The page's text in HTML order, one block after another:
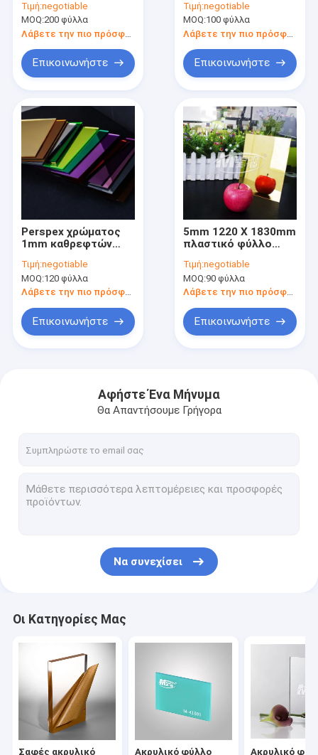
Γύρος εργοστασίων
Ακρυλικό φύλλο καθρεφτών
Ακρυλικές ράβδοι σωλήνων
Ακρυλικό φύλλο ενυδρείων
εύκαμπτο 1.5mm
ασημένιο ακρυλικό
Τιμή:negotiable
MOQ:200 φύλλα
Λάβετε την πιο πρόσφατη τιμή
Επικοινωνήστε
X 8FT
Τιμή:negotiable
MOQ:100 φύλλα
Επικοινωνήστε
Perspex χρώματος
1mm καθρεφτών
καθρεφτών φύλλων
ακρυλικό για τη
διακόσμηση
Τιμή:negotiable
MOQ:120 φύλλα
Λάβετε την πιο πρόσφατη τιμή
Επικοινωνήστε
5mm 1220 X 1830mm
πλαστικό φύλλο
ασημένιο
δευτερεύον PMMA
Τιμή:negotiable
MOQ:90 φύλλα
Λάβετε την πιο πρόσφατη τιμή
Επικοινωνήστε
Αφήστε Ένα Μήνυμα
Θα Απαντήσουμε Γρήγορα
Να συνεχίσει
Οι Κατηγορίες Μας
Σαφές ακρυλικό Ακρυλικό φύλλο Ακρυλικό